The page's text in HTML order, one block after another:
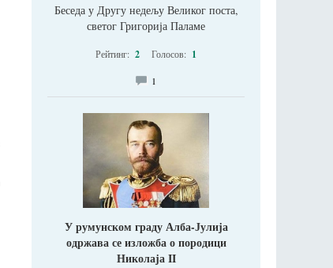
Беседа у Другу недељу Великог поста,
светог Григорија Паламе
Рейтинг: 2 Голосов: 1
1
У румунском граду Алба-Јулија
одржава се изложба о породици
Николаја II